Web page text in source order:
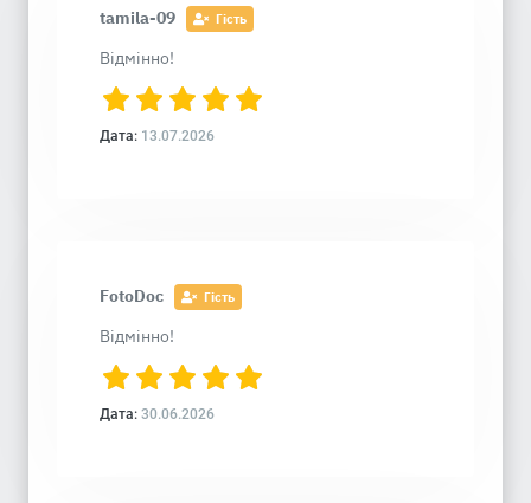
tamila-09 Гість
Відмінно!
Дата: 13.07.2026
FotoDoc Гість
Відмінно!
Дата: 30.06.2026